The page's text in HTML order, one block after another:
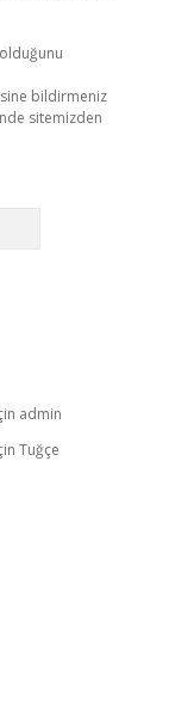
bildirmeniz
sitemizden
admin
Tuğçe